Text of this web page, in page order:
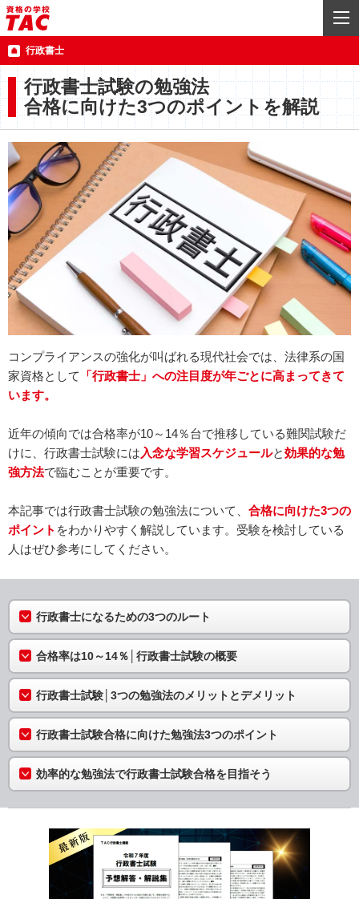
行政書士
行政書士試験の勉強法
合格に向けた3つのポイントを解説
コンプライアンスの強化が叫ばれる現代社会では、法律系の国
家資格として
「行政書士」への注目度が年ごとに高まってきて
います。
近年の傾向では合格率が10～14％台で推移している難関試験だ
けに、行政書士試験には 入念な学習スケジュールと効果的な勉
強方法で臨むことが重要です。
本記事では行政書士試験の勉強法について、 合格に向けた3つの
ポイント をわかりやすく解説しています。受験を検討している
人はぜひ参考にしてください。
行政書士になるための3つのルート
合格率は10～14％│行政書士試験の概要
行政書士試験│3つの勉強法のメリットとデメリット
行政書士試験合格に向けた勉強法3つのポイント
効率的な勉強法で行政書士試験合格を目指そう